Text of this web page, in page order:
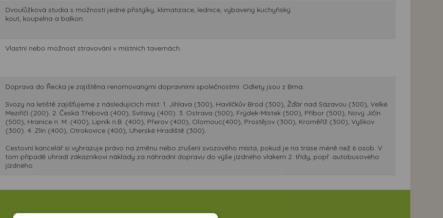
Dvoulůžková studia s možností jedné přistýlky, klimatizace, lednice, vybavený kuchyňský
kout, koupelna a balkon.
Vlastní nebo možnost stravování v místních tavernách.
Doprava do Řecka je zajištěna renomovanými dopravními společnostmi. Odlety jsou z Brna.
Svozy na letiště zajišťujeme z následujících míst: 1. Jihlava (300), Havlíčkův Brod (300), Žďár nad Sázavou (300), Velké
Meziříčí (200). 2. Česká Třebová (400), Svitavy (400). 3. Ostrava (500), Frýdek-Místek (500), Příbor (500), Nový Jičín
(500), Hranice n. M. (400), Lipník n.B. (400), Přerov (400), Olomouc(400), Prostějov (300), Kroměříž (300), Vyškov
(300). 4. Zlín (400), Otrokovice (400), Uherské Hradiště (300).
Cestovní kancelář si vyhrazuje právo na změnu nebo zrušení svozového místa, pokud je na trase méně než 6 osob. V
tom případě uhradí zákazníkovi náklady za náhradní dopravu do výše jízdného vlakem 2. třídy, popř. autobusového
jízdného.